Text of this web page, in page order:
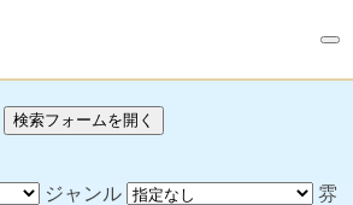
検索フォームを開く
ジャンル
雰